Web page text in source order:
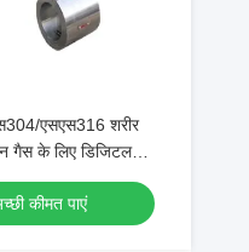
एसएस316 शरीर
गैस के लिए डिजिटल
कीमत पाएं